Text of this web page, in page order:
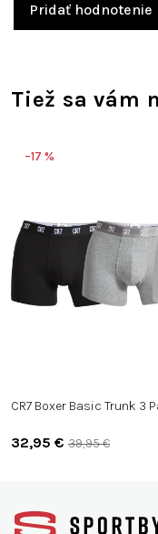
Pridať hodnotenie
Tiež sa vám
–17 %
CR7 Boxer Basic Trunk 3
32,95 € 39,95 €